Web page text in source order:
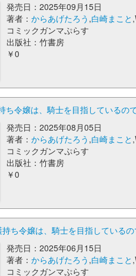
発売日：2025年09月15日
著者：からあげたろう ,白崎まこと
コミックガンマぷらす
出版社：竹書房
￥0
ち令嬢は、騎士を目指している
発売日：2025年08月05日
著者：からあげたろう ,白崎まこと
コミックガンマぷらす
出版社：竹書房
￥0
持ち令嬢は、騎士を目指している
発売日：2025年06月15日
著者：からあげたろう ,白崎まこと
コミックガンマぷらす